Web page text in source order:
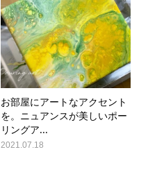
お部屋にアートなアクセント
を。ニュアンスが美しいポー
リングア...
2021.07.18